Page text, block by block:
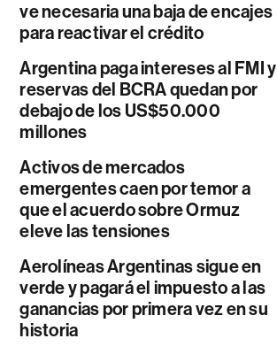
ve necesaria una baja de encajes
para reactivar el crédito
Argentina paga intereses al FMI y
reservas del BCRA quedan por
debajo de los US$50.000
millones
Activos de mercados
emergentes caen por temor a
que el acuerdo sobre Ormuz
eleve las tensiones
Aerolíneas Argentinas sigue en
verde y pagará el impuesto a las
ganancias por primera vez en su
historia